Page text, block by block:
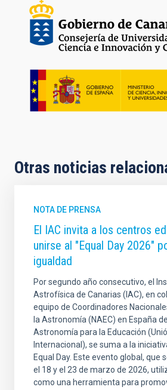
Otras noticias
NOTA DE PRENSA
El IAC invita a los centros
unirse al "Equal Day 2026"
igualdad
Por segundo año consecutivo, el
Astrofísica de Canarias (IAC), en
equipo de Coordinadores
la Astronomía (NAEC) en España
Astronomía para la Educación
Internacional), se suma a la
Equal Day. Este evento global, que
el 18 y el 23 de marzo de 2026,
como una herramienta para